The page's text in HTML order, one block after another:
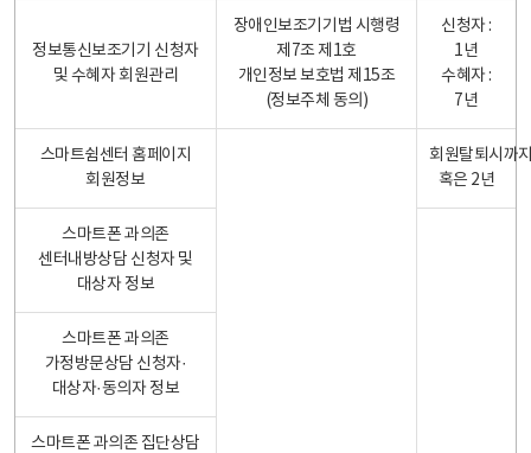
정보통신보조기기 신청자
및 수혜자 회원관리
장애인보조기기법 시행령
제7조 제1호
개인정보 보호법 제15조
(정보주체 동의)
신청자 :
1년
수혜자 :
7년
스마트쉼센터 홈페이지
회원정보
회원탈퇴시까
혹은 2년
스마트폰 과의존
센터내방상담 신청자 및
대상자 정보
스마트폰 과의존
가정방문상담 신청자·
대상자·동의자 정보
스마트폰 과의존 집단상담